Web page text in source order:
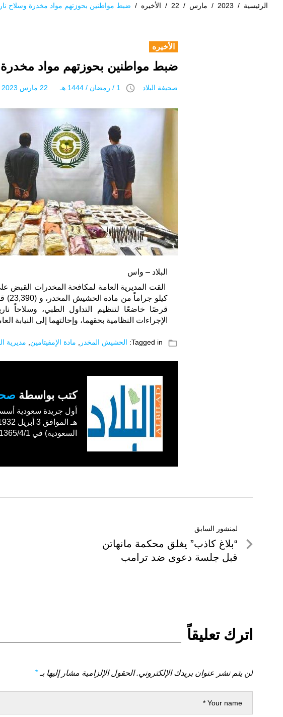
الرئيسية /
2023
/ مارس /
22
/ الأخيره / ضبط مواطنين بحوزتهم مواد مخدرة وسلاح
الأخيره
ضبط مواطنين بحوزتهم مواد
صحيفة البلاد access_time 1 / رمضان / 1444 هـ 22 مارس 2023
البلاد – واس
قرصًا خاضعًا لتنظيم التداول الطبي، وسلاحاً
الإجراءات النظامية بحقهما، وإحالتهما إلى النيابة
folder_open
Tagged in: الحشيش المخدر , مادة الإمفيتامين, مديرية
كتب بواسطة
السعودية) في 1365/4/1 هـ 1946/3/4 م
تصفّح
المقالات
لمنشور السابق
لمنشور
السابق
“بلاغ كاذب” يغلق محكمة مانهاتن
قبل جلسة دعوى ضد ترامب
اترك تعليقاً
لن يتم نشر عنوان بريدك الإلكتروني. الحقول الإلزامية مشار إليها بـ*